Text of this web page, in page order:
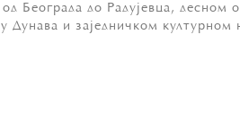
Београда до Радујевца, десном
и заједничком културном